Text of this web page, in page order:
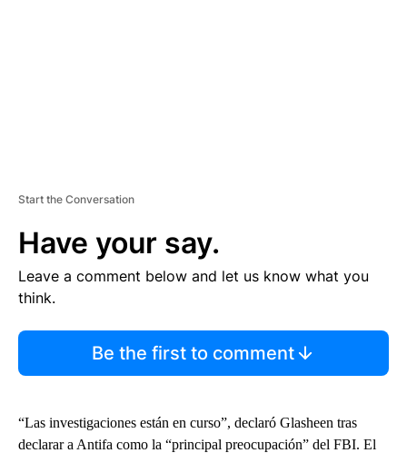
Start the Conversation
Have your say.
Leave a comment below and let us know what you
think.
Be the first to comment
“Las investigaciones están en curso”, declaró Glasheen tras
declarar a Antifa como la “principal preocupación” del FBI. El